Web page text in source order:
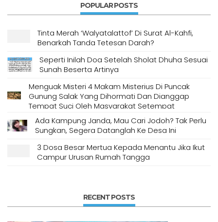
POPULAR POSTS
Tinta Merah ‘Walyatalattof’ Di Surat Al-Kahfi,
Benarkah Tanda Tetesan Darah?
Seperti Inilah Doa Setelah Sholat Dhuha Sesuai
Sunah Beserta Artinya
Menguak Misteri 4 Makam Misterius Di Puncak
Gunung Salak Yang Dihormati Dan Dianggap
Tempat Suci Oleh Masyarakat Setempat
Ada Kampung Janda, Mau Cari Jodoh? Tak Perlu
Sungkan, Segera Datanglah Ke Desa Ini
3 Dosa Besar Mertua Kepada Menantu Jika Ikut
Campur Urusan Rumah Tangga
RECENT POSTS